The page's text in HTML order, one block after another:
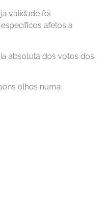
validade foi
afetos a
absoluta dos votos dos
olhos numa